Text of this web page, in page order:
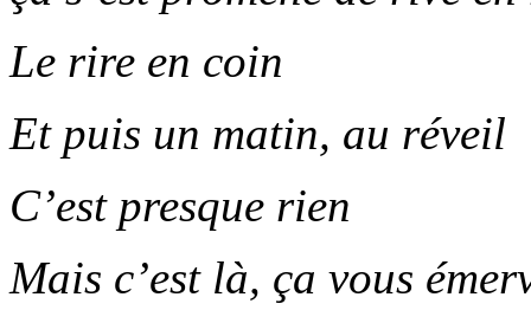
Le rire en coin
Et puis un matin, au réveil
C’est presque rien
Mais c’est là, ça vous